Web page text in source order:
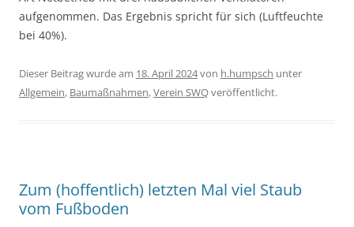
aufgenommen. Das Ergebnis spricht für sich (Luftfeuchte
bei 40%).
Dieser Beitrag wurde am 18. April 2024von h.humpsch unter
Allgemein, Baumaßnahmen,Verein SWQveröffentlicht.
Zum (hoffentlich) letzten Mal viel Staub
vom Fußboden